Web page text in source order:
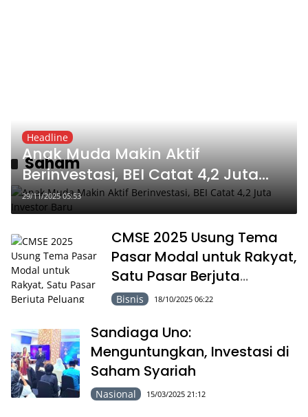
Saham
Headline
Anak Muda Makin Aktif
Berinvestasi, BEI Catat 4,2 Juta
Investor Baru
29/11/2025 05:53
CMSE 2025 Usung Tema
Pasar Modal untuk Rakyat,
Satu Pasar Berjuta
Peluang
Bisnis 18/10/2025 06:22
Sandiaga Uno:
Menguntungkan, Investasi di
Saham Syariah
Nasional 15/03/2025 21:12